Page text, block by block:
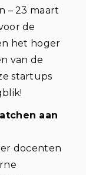
– 23 maart
de
het hoger
van de
startups
aan
docenten